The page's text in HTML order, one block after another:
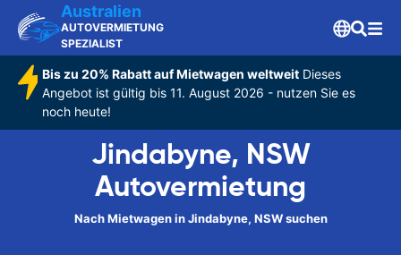
Australien
AUTOVERMIETUNG
SPEZIALIST
Bis zu 20% Rabatt auf Mietwagen weltweitDieses
Angebot ist gültig bis 11. August 2026 - nutzen Sie es
noch heute!
Jindabyne, NSW
Autovermietung
Nach Mietwagen in Jindabyne, NSW suchen